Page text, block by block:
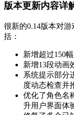
版本更新内容详
很新的0.14版本对
括：
新增超过150幅
新增13段动画
系统提示部分
度动态检查并
优化了角色名
升用户界面体